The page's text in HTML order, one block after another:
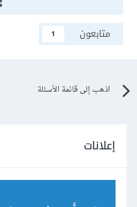
متابعون
1
اذهب إلى قائمة الأسئلة
إعلانات